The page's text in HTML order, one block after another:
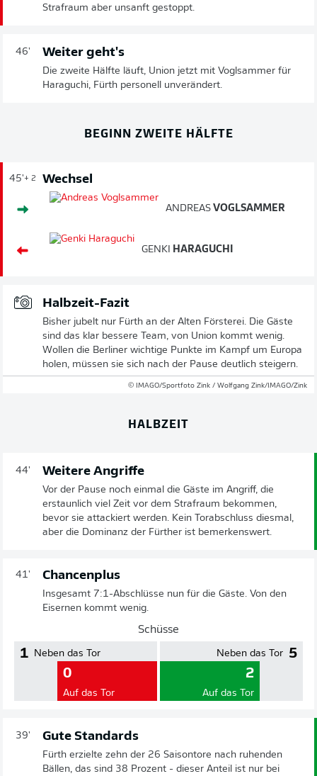
Strafraum aber unsanft gestoppt.
46' Weiter geht's
Die zweite Hälfte läuft, Union jetzt mit Voglsammer für
Haraguchi, Fürth personell unverändert.
BEGINN ZWEITE HÄLFTE
45'+ 2 Wechsel
ANDREAS VOGLSAMMER
GENKI HARAGUCHI
Halbzeit-Fazit
Bisher jubelt nur Fürth an der Alten Försterei. Die Gäste
sind das klar bessere Team, von Union kommt wenig.
Wollen die Berliner wichtige Punkte im Kampf um Europa
holen, müssen sie sich nach der Pause deutlich steigern.
© IMAGO/Sportfoto Zink / Wolfgang Zink/IMAGO/Zink
HALBZEIT
44' Weitere Angriffe
Vor der Pause noch einmal die Gäste im Angriff, die
erstaunlich viel Zeit vor dem Strafraum bekommen,
bevor sie attackiert werden. Kein Torabschluss diesmal,
aber die Dominanz der Fürther ist bemerkenswert.
41' Chancenplus
Insgesamt 7:1-Abschlüsse nun für die Gäste. Von den
Eisernen kommt wenig.
Schüsse
1 Neben das Tor
0
Auf das Tor
5
Neben das Tor
2
Auf das Tor
39' Gute Standards
Fürth erzielte zehn der 26 Saisontore nach ruhenden
Bällen, das sind 38 Prozent - dieser Anteil ist nur bei